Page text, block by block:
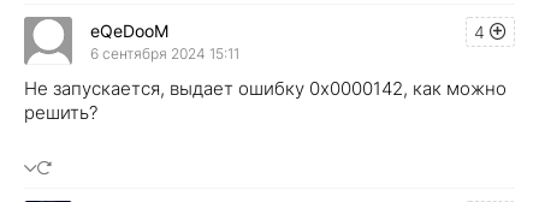
4
eQeDooM
6 сентября 2024 15:11
Не запускается, выдает ошибку 0х0000142, как можно
решить?